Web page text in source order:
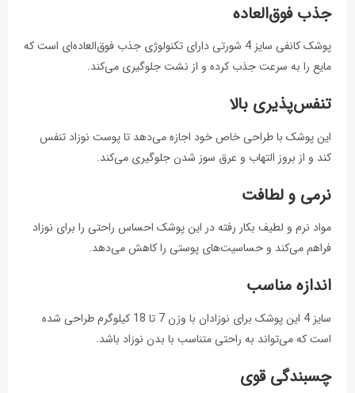
جذب فوق‌العاده
پوشک کانفی سایز 4 شورتی دارای تکنولوژی جذب فوق‌العاده‌ای است که
مایع را به سرعت جذب کرده و از نشت جلوگیری می‌کند.
تنفس‌پذیری بالا
این پوشک با طراحی خاص خود اجازه می‌دهد تا پوست نوزاد تنفس
کند و از بروز التهاب و عرق سوز شدن جلوگیری می‌کند.
نرمی و لطافت
مواد نرم و لطیف بکار رفته در این پوشک احساس راحتی را برای نوزاد
فراهم می‌کند و حساسیت‌های پوستی را کاهش می‌دهد.
اندازه مناسب
سایز 4 این پوشک برای نوزادان با وزن 7 تا 18 کیلوگرم طراحی شده
است که می‌تواند به راحتی متناسب با بدن نوزاد باشد.
چسبندگی قوی